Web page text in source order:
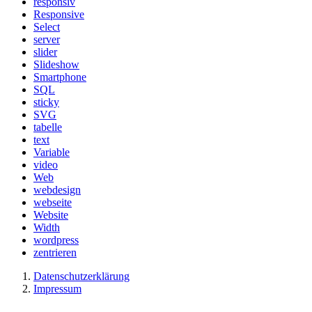
Responsive
Select
server
slider
Slideshow
Smartphone
SQL
sticky
SVG
tabelle
text
Variable
video
Web
webdesign
webseite
Website
Width
wordpress
zentrieren
Datenschutzerklärung
Impressum